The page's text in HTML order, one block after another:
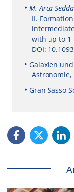
M. Arca
II.
with up to 1
DOI:
Galaxien
Astronomie,
Gran Sasso